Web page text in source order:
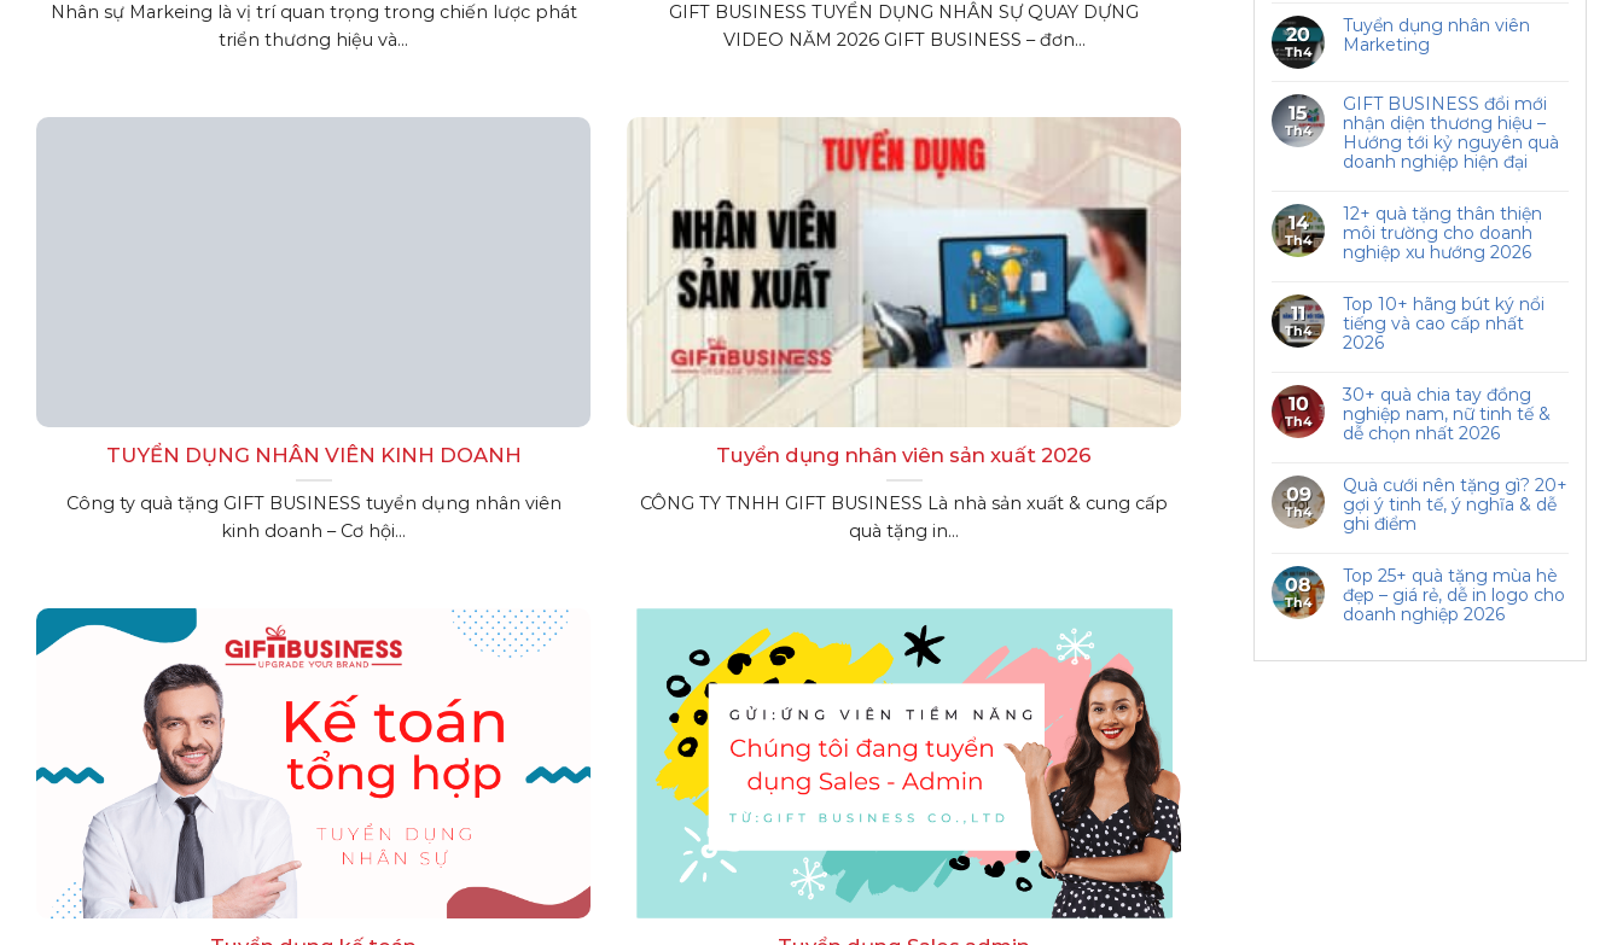
Nhân sự Markeing là vị trí quan trọng trong chiến lược phát
triển thương hiệu và...
GIFT BUSINESS TUYỂN DỤNG NHÂN SỰ QUAY DỰNG
VIDEO NĂM 2026 GIFT BUSINESS – đơn...
TUYỂN DỤNG NHÂN VIÊN KINH DOANH
Công ty quà tặng GIFT BUSINESS tuyển dụng nhân viên
kinh doanh – Cơ hội...
Tuyển dụng nhân viên sản xuất 2026
CÔNG TY TNHH GIFT BUSINESS Là nhà sản xuất & cung cấp
quà tặng in...
20
Th4
Tuyển dụng nhân viên
Marketing
15
Th4
GIFT BUSINESS đổi mới
nhận diện thương hiệu –
Hướng tới kỷ nguyên quà
doanh nghiệp hiện đại
14
Th4
12+ quà tặng thân thiện
môi trường cho doanh
nghiệp xu hướng 2026
11
Th4
Top 10+ hãng bút ký nổi
tiếng và cao cấp nhất
2026
10
Th4
30+ quà chia tay đồng
nghiệp nam, nữ tinh tế &
dễ chọn nhất 2026
09
Th4
Quà cưới nên tặng gì? 20+
gợi ý tinh tế, ý nghĩa & dễ
ghi điểm
08
Th4
Top 25+ quà tặng mùa hè
đẹp – giá rẻ, dễ in logo cho
doanh nghiệp 2026